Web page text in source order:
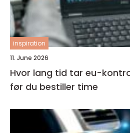
inspiration
11. June 2026
Hvor lang tid tar eu-
før du bestiller time